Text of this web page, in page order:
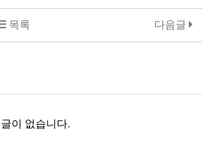
다음글
목록
이 없습니다.